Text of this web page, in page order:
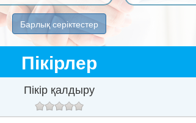
Барлық серіктестер
Пікірлер
Пікір қалдыру